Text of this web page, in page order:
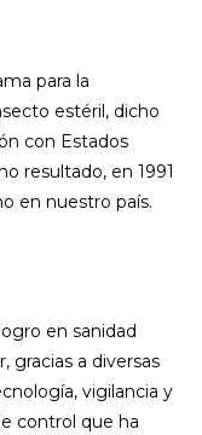
para la
estéril, dicho
con Estados
resultado, en 1991
en nuestro país.
en sanidad
gracias a diversas
vigilancia y
control que ha